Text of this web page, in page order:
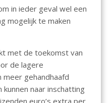
in ieder geval wel een
mogelijk te maken
met de toekomst van
de lagere
gehandhaafd
naar inschatting